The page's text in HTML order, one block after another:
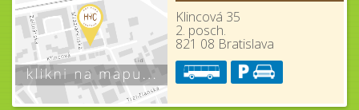
Klincová 35
2. posch.
821 08 Bratislava